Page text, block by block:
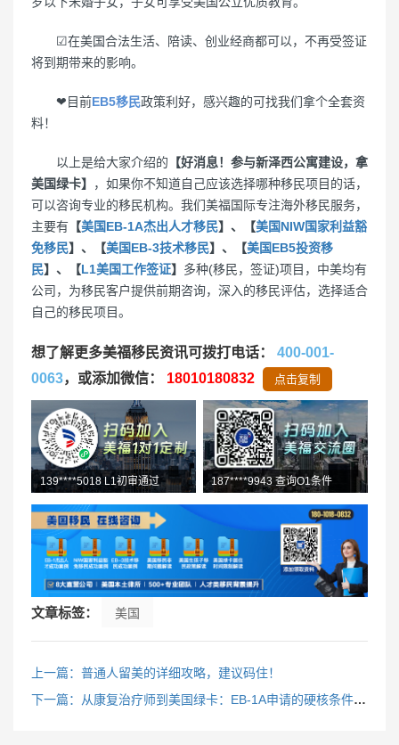
☑在美国合法生活、陪读、创业经商都可以，不再受签证
将到期带来的影响。
❤目前EB5移民政策利好，感兴趣的可找我们拿个全套资
料！
以上是给大家介绍的 【好消息！参与新泽西公寓建设，拿
美国绿卡】
，如果你不知道自己应该选择哪种移民项目的话，
可以咨询专业的移民机构。我们美福国际专注海外移民服务，
主要有 【美国EB-1A杰出人才移民】、【美国NIW国家利益豁
免移民】、【美国EB-3技术移民】、【美国EB5投资移
民】、【L1美国工作签证】 多种(移民，签证)项目，中美均有
公司，为移民客户提供前期咨询，深入的移民评估，选择适合
自己的移民项目。
想了解更多美福移民资讯可拨打电话： 400-001-
0063，或添加微信： 18010180832 点击复制
139****5018 L1初审通过
187****9943 查询O1条件
131****7724 获取J1资料
文章标签： 美国
上一篇：普通人留美的详细攻略，建议码住！
下一篇：从康复治疗师到美国绿卡：EB-1A申请的硬核条件与避坑指南